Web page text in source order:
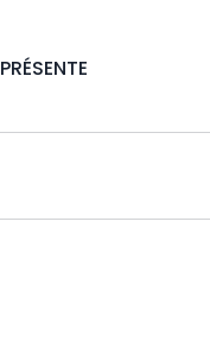
PRÉSENTE